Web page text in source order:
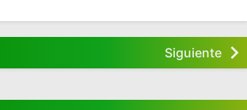
Navidad para Gaston